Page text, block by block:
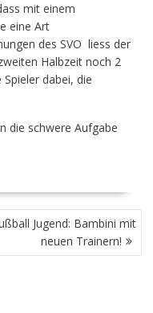
mit einem
eine Art
des SVO liess der
Halbzeit noch 2
dabei, die
die schwere Aufgabe
Jugend: Bambini mit
neuen Trainern!